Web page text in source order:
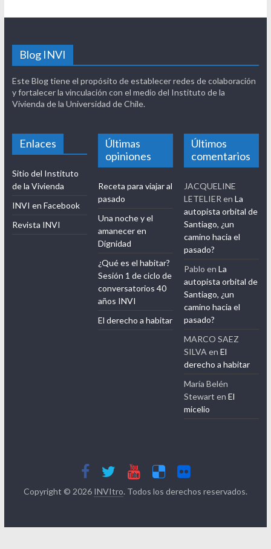
Blog INVI
Este Blog tiene el propósito de establecer redes de colaboración
y fortalecer la vinculación con el medio del Instituto de la
Vivienda de la Universidad de Chile.
Enlaces
de la Vivienda
Últimas
opiniones
pasado
Una noche y el
amanecer en
Dignidad
¿Qué es el habitar?
Sesión 1 de ciclo de
conversatorios 40
años INVI
Últimos
comentarios
LETELIERenLa
autopista orbital de
Santiago, ¿un
camino hacia el
pasado?
Pablo
autopista orbital de
Santiago, ¿un
camino hacia el
pasado?
MARCO SAEZ
SILVAenEl
derecho a habitar
Stewarten
micelio
Copyright © 2026 INVItro . Todos los derechos reservados.